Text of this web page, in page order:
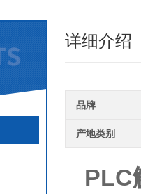
详细介绍
品牌
产地类别
PLC